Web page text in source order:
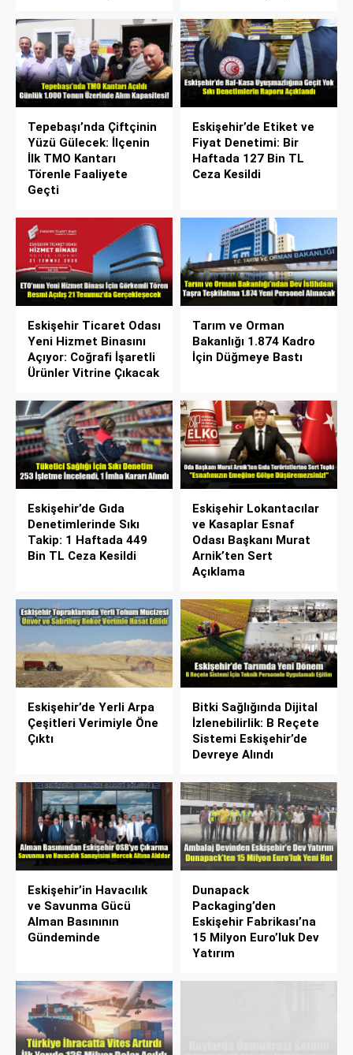
Tepebaşı’nda Çiftçinin
Yüzü Gülecek: İlçenin
İlk TMO Kantarı
Törenle Faaliyete
Geçti
Eskişehir’de Etiket ve
Fiyat Denetimi: Bir
Haftada 127 Bin TL
Ceza Kesildi
Eskişehir Ticaret Odası
Yeni Hizmet Binasını
Açıyor: Coğrafi İşaretli
Ürünler Vitrine Çıkacak
Tarım ve Orman
Bakanlığı 1.874 Kadro
İçin Düğmeye Bastı
Eskişehir’de Gıda
Denetimlerinde Sıkı
Takip: 1 Haftada 449
Bin TL Ceza Kesildi
Eskişehir Lokantacılar
ve Kasaplar Esnaf
Odası Başkanı Murat
Arnik’ten Sert
Açıklama
Eskişehir’de Yerli Arpa
Çeşitleri Verimiyle Öne
Çıktı
Bitki Sağlığında Dijital
İzlenebilirlik: B Reçete
Sistemi Eskişehir’de
Devreye Alındı
Eskişehir’in Havacılık
ve Savunma Gücü
Alman Basınının
Gündeminde
Dunapack
Packaging’den
Eskişehir Fabrikası’na
15 Milyon Euro’luk Dev
Yatırım